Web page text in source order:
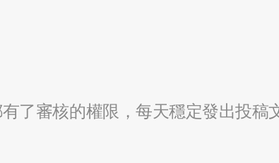
了審核的權限，每天穩定發出投稿